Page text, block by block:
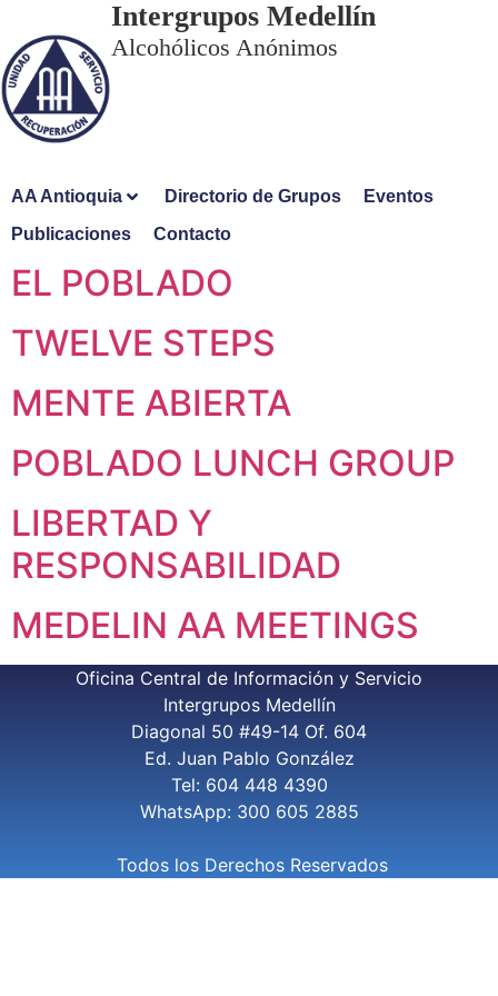
Intergrupos Medellín
Alcohólicos Anónimos
AA Antioquia Directorio de Grupos
Eventos
Publicaciones
Contacto
EL POBLADO
TWELVE STEPS
MENTE ABIERTA
POBLADO LUNCH GROUP
LIBERTAD Y
RESPONSABILIDAD
MEDELIN AA MEETINGS
Oficina Central de Información y Servicio
Intergrupos Medellín
Diagonal 50 #49-14 Of. 604
Ed. Juan Pablo González
Tel: 604 448 4390
WhatsApp: 300 605 2885
Todos los Derechos Reservados